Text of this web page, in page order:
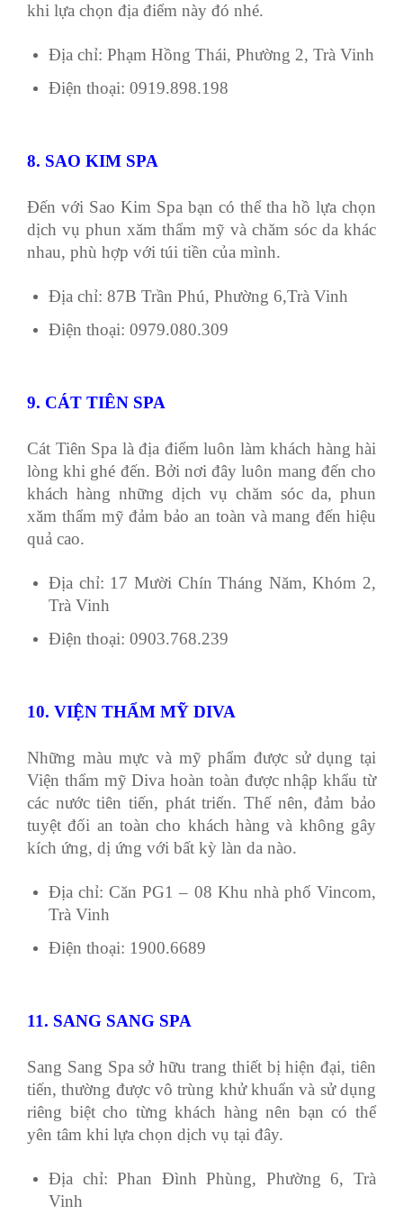
khi lựa chọn địa điểm này đó nhé.
Địa chỉ: Phạm Hồng Thái, Phường 2, Trà Vinh
Điện thoại: 0919.898.198
8. SAO KIM SPA
Đến với Sao Kim Spa bạn có thể tha hồ lựa chọn
dịch vụ phun xăm thẩm mỹ và chăm sóc da khác
nhau, phù hợp với túi tiền của mình.
Địa chỉ: 87B Trần Phú, Phường 6,Trà Vinh
Điện thoại: 0979.080.309
9. CÁT TIÊN SPA
Cát Tiên Spa là địa điểm luôn làm khách hàng hài
lòng khi ghé đến. Bởi nơi đây luôn mang đến cho
khách hàng những dịch vụ chăm sóc da, phun
xăm thẩm mỹ đảm bảo an toàn và mang đến hiệu
quả cao.
Địa chỉ: 17 Mười Chín Tháng Năm, Khóm 2,
Trà Vinh
Điện thoại: 0903.768.239
10. VIỆN THẨM MỸ DIVA
Những màu mực và mỹ phẩm được sử dụng tại
Viện thẩm mỹ Diva hoàn toàn được nhập khẩu từ
các nước tiên tiến, phát triển. Thế nên, đảm bảo
tuyệt đối an toàn cho khách hàng và không gây
kích ứng, dị ứng với bất kỳ làn da nào.
Địa chỉ: Căn PG1 – 08 Khu nhà phố Vincom,
Trà Vinh
Điện thoại: 1900.6689
11. SANG SANG SPA
Sang Sang Spa sở hữu trang thiết bị hiện đại, tiên
tiến, thường được vô trùng khử khuẩn và sử dụng
riêng biệt cho từng khách hàng nên bạn có thể
yên tâm khi lựa chọn dịch vụ tại đây.
Địa chỉ: Phan Đình Phùng, Phường 6, Trà
Vinh